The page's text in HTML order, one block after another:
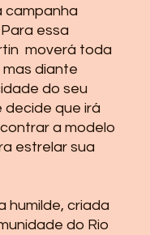
campanha
essa
moverá toda
mas diante
do seu
decide que irá
a modelo
estrelar sua
humilde, criada
do Rio